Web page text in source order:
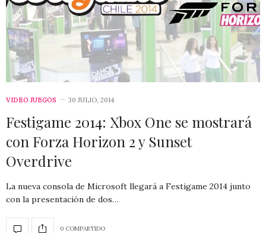
VIDEO JUEGOS 30 JULIO, 2014
Festigame 2014: Xbox One se mostrará
con Forza Horizon 2 y Sunset
Overdrive
La nueva consola de Microsoft llegará a Festigame 2014 junto
con la presentación de dos…
0 COMPARTIDO